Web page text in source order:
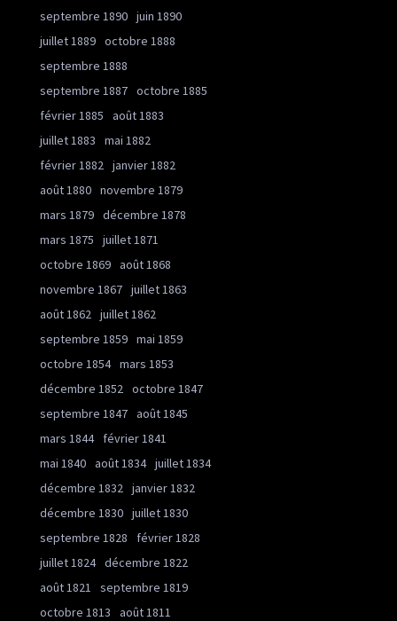
septembre 1890 juin 1890
juillet 1889 octobre 1888
septembre 1888
septembre 1887 octobre 1885
février 1885
août 1883
juillet 1883
mai 1882
février 1882 janvier 1882
août 1880 novembre 1879
mars 1879 décembre 1878
mars 1875
juillet 1871
octobre 1869 août 1868
novembre 1867 juillet 1863
août 1862 juillet 1862
septembre 1859 mai 1859
octobre 1854 mars 1853
décembre 1852 octobre 1847
septembre 1847 août 1845
mars 1844
février 1841
mai 1840 août 1834 juillet 1834
décembre 1832 janvier 1832
décembre 1830 juillet 1830
septembre 1828
février 1828
juillet 1824 décembre 1822
août 1821
septembre 1819
octobre 1813
août 1811